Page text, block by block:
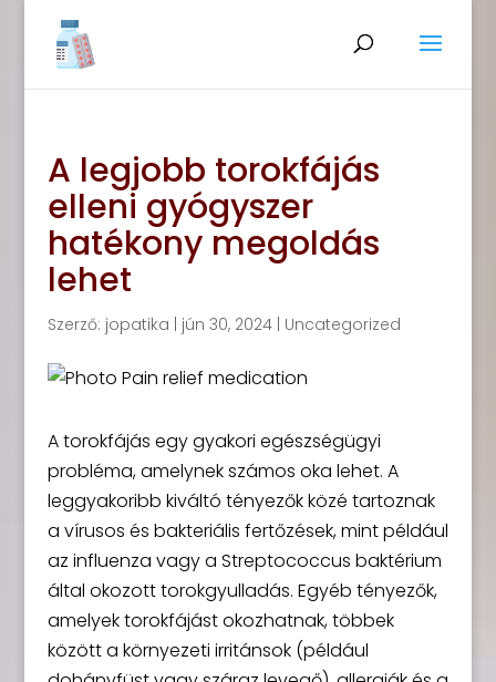
A legjobb torokfájás
elleni gyógyszer
hatékony megoldás
lehet
Szerző: jopatika jún 30, 2024| Uncategorized
A torokfájás egy gyakori egészségügyi
probléma, amelynek számos oka lehet. A
leggyakoribb kiváltó tényezők közé tartoznak
a vírusos és bakteriális fertőzések, mint például
az influenza vagy a Streptococcus baktérium
által okozott torokgyulladás. Egyéb tényezők,
amelyek torokfájást okozhatnak, többek
között a környezeti irritánsok (például